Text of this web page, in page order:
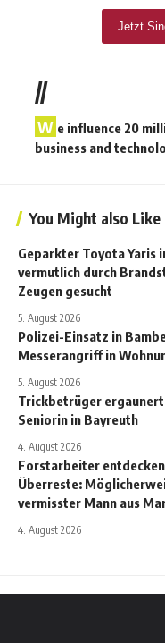
//
W e influence 20
business and
You Might also Like
Geparkter Toyota Yaris
vermutlich durch
Zeugen gesucht
5. August 2026
Polizei-Einsatz in
Messerangriff in
5. August 2026
Trickbetrüger ergaunert
Seniorin in Bayreuth
4. August 2026
Forstarbeiter
Überreste:
vermisster Mann aus
4. August 2026